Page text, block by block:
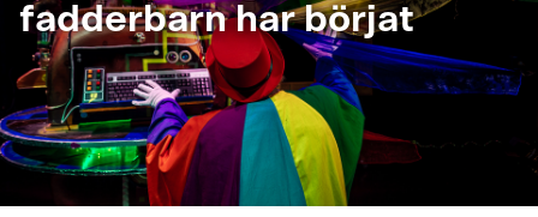
fadderbarn har börjat